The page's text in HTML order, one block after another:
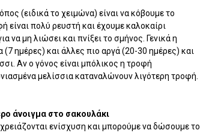
(ειδικά το χειμώνα) είναι να κόβουμε το
πολύ ρευστή και έχουμε καλοκαίρι
να μη λιώσει και πνίξει το σμήνος. Γενικά η
ημέρες) και άλλες πιο αργά (20-30 ημέρες) και
Αν ο γόνος είναι μπόλικος η τροφή
μελίσσια καταναλώνουν λιγότερη τροφή.
άνοιγμα στο σακουλάκι
ενίσχυση και μπορούμε να δώσουμε το